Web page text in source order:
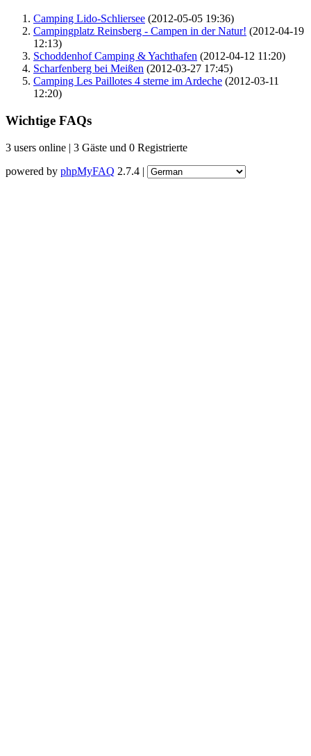
Camping Lido-Schliersee (2012-05-05 19:36)
Campingplatz Reinsberg - Campen in der Natur! (2012-04-19
12:13)
Schoddenhof Camping & Yachthafen (2012-04-12 11:20)
Scharfenberg bei Meißen (2012-03-27 17:45)
Camping Les Paillotes 4 sterne im Ardeche (2012-03-11
12:20)
Wichtige FAQs
3 users online | 3 Gäste und 0 Registrierte
powered by phpMyFAQ 2.7.4 |